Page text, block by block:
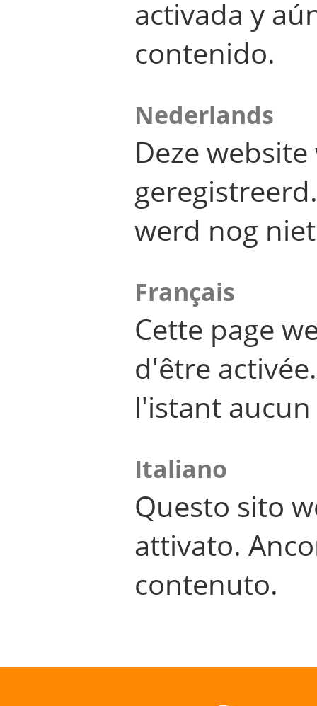
activada y
contenido.
Nederlands
Deze
werd nog
Français
Cette page
d'être
l'istant
Italiano
Questo sito
attivato.
contenuto.